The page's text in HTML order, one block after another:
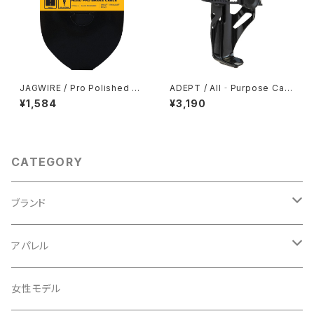
JAGWIRE / Pro Polished Sli
ck Stainless Shift Cable 3,
100mm
¥1,584
ADEPT / All‐Purpose Cag
e Black
¥3,190
CATEGORY
ブランド
ABUS/アブス
ADEPT/アデプト
アパレル
Tシャツ
女性モデル